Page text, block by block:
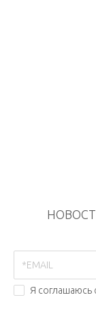
Я соглашаюсь